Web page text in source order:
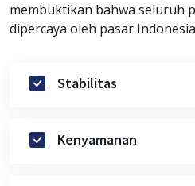
membuktikan bahwa seluruh
dipercaya oleh pasar Indonesia
Stabilitas
Kenyamanan